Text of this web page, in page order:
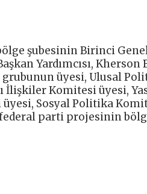
şubesinin Birinci
Yardımcısı, Kherson
grubunun üyesi, Ulusal
İlişkiler Komitesi üyesi,
Sosyal Politika
parti projesinin